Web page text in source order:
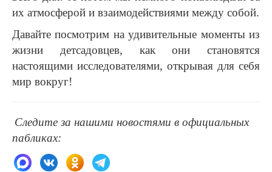
их атмосферой и взаимодействиями между собой.
Давайте посмотрим на удивительные моменты из
жизни детсадовцев, как они становятся
настоящими исследователями, открывая для себя
мир вокруг!
Следите за нашими новостями в официальных
пабликах: